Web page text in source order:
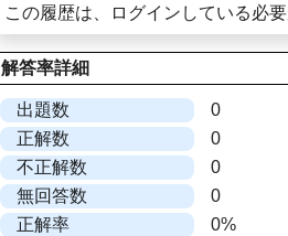
この履歴は、ログインしている必要
解答率詳細
出題数
0
正解数
0
不正解数
0
無回答数
0
正解率
0%